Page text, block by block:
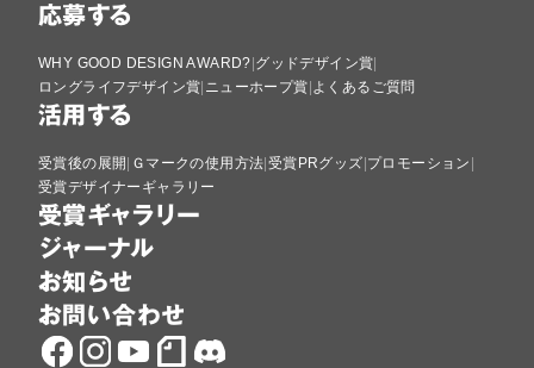
応募する
WHY GOOD DESIGN AWARD? グッドデザイン賞
ロングライフデザイン賞 ニューホープ賞 よくあるご質問
活用する
受賞後の展開 Ｇマークの使用方法 受賞PRグッズ プロモーション
受賞デザイナーギャラリー
受賞ギャラリー
ジャーナル
お知らせ
お問い合わせ